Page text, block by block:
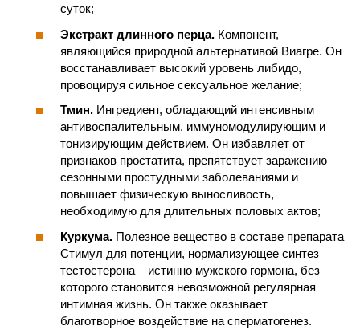
суток;
Экстракт длинного перца. Компонент,
являющийся природной альтернативой Виагре. Он
восстанавливает высокий уровень либидо,
провоцируя сильное сексуальное желание;
Тмин. Ингредиент, обладающий интенсивным
антивоспалительным, иммуномодулирующим и
тонизирующим действием. Он избавляет от
признаков простатита, препятствует заражению
сезонными простудными заболеваниями и
повышает физическую выносливость,
необходимую для длительных половых актов;
Куркума. Полезное вещество в составе препарата
Стимул для потенции, нормализующее синтез
тестостерона – истинно мужского гормона, без
которого становится невозможной регулярная
интимная жизнь. Он также оказывает
благотворное воздействие на сперматогенез.